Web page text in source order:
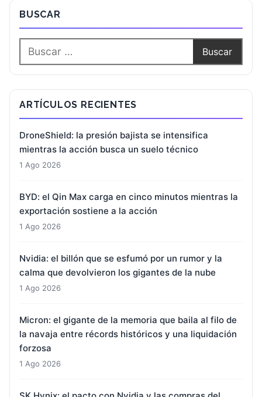
BUSCAR
ARTÍCULOS RECIENTES
DroneShield: la presión bajista se intensifica
mientras la acción busca un suelo técnico
1 Ago 2026
BYD: el Qin Max carga en cinco minutos mientras la
exportación sostiene a la acción
1 Ago 2026
Nvidia: el billón que se esfumó por un rumor y la
calma que devolvieron los gigantes de la nube
1 Ago 2026
Micron: el gigante de la memoria que baila al filo de
la navaja entre récords históricos y una liquidación
forzosa
1 Ago 2026